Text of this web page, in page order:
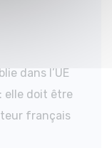
dans l’UE
: elle doit être
français